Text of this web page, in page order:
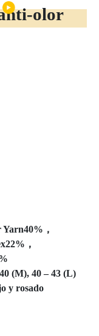
olor
，
，
(M), 40 – 43 (L)
y rosado